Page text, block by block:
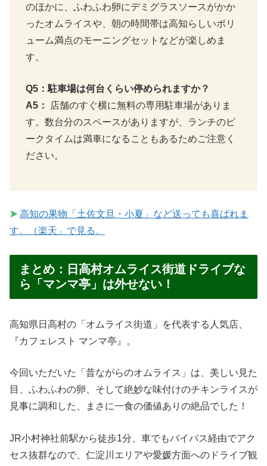
のほかに、ふわふわ卵にデミグラスソースがかか
ったオムライスや、朝の時間帯は高知らしいボリ
ューム満点のモーニングセットなどが楽しめま
す。
Q5：駐車場は何台くらい停められますか？
A5：
店舗のすぐ横に無料の専用駐車場がありま
す。数台分のスペースがありますが、ランチのピ
ークタイムは満車になることもあるためご注意く
ださい。
➤ 高知の果物「土佐文旦・小夏」など送っても喜ばれま
す。（楽天」で見る。
まとめ：日高村オムライス街道ドライブな
ら「マンマ亭」は外せない！
高知県日高村の「オムライス街道」を代表する人気店、
『カフェレスト マンマ亭』。
今回いただいた「昔ながらのオムライス」は、美しい見た
目、ふわふわの卵、そして絶妙な味付けのチキンライスが
見事に調和した、まさに一食の価値ありの絶品でした！
JR小村神社前駅から徒歩1分、車でもバイパス経由でアク
セス抜群なので、仁淀川エリアや愛媛方面へのドライブ観